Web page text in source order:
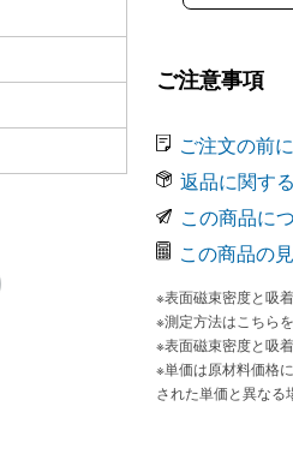
ご注意事項
ご注文の前
返品に関す
この商品に
この商品の
※表面磁束密度と吸
※測定方法はこちら
※表面磁束密度と吸
※単価は原材料価格
された単価と異なる